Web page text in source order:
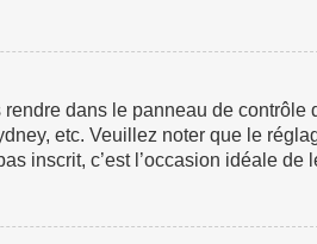
rendre dans le panneau de contrôle
etc. Veuillez noter que le
inscrit, c’est l’occasion idéale de